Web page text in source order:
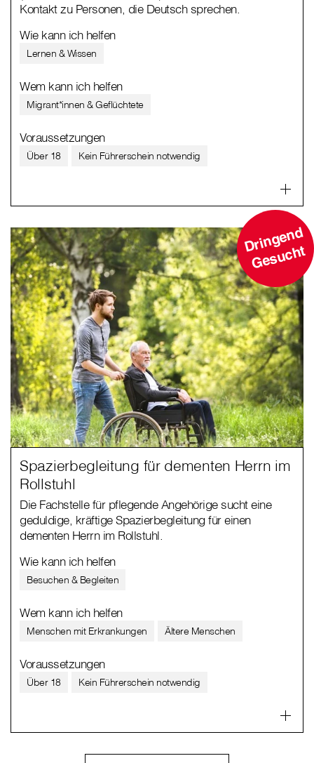
Kontakt zu Personen, die Deutsch sprechen.
Wie kann ich helfen
Lernen & Wissen
Wem kann ich helfen
Migrant*innen & Geflüchtete
Voraussetzungen
Über 18 Kein Führerschein notwendig
D
ri
n
g
e
n
d
G
e
s
u
c
ht
Spazierbegleitung für dementen Herrn im
Rollstuhl
Die Fachstelle für pflegende Angehörige sucht eine
geduldige, kräftige Spazierbegleitung für einen
dementen Herrn im Rollstuhl.
Wie kann ich helfen
Besuchen & Begleiten
Wem kann ich helfen
Menschen mit Erkrankungen Ältere Menschen
Voraussetzungen
Über 18 Kein Führerschein notwendig